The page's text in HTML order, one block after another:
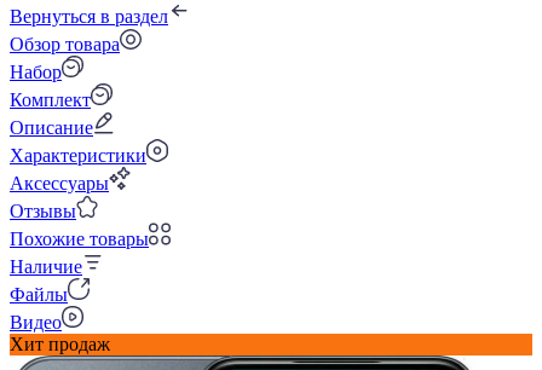
Вернуться в раздел
Обзор товара
Набор
Комплект
Описание
Характеристики
Аксессуары
Отзывы
Похожие товары
Наличие
Файлы
Видео
Хит продаж